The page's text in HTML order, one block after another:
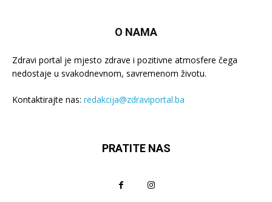
O NAMA
Zdravi portal je mjesto zdrave i pozitivne atmosfere čega
nedostaje u svakodnevnom, savremenom životu.
Kontaktirajte nas: redakcija@zdraviportal.ba
PRATITE NAS